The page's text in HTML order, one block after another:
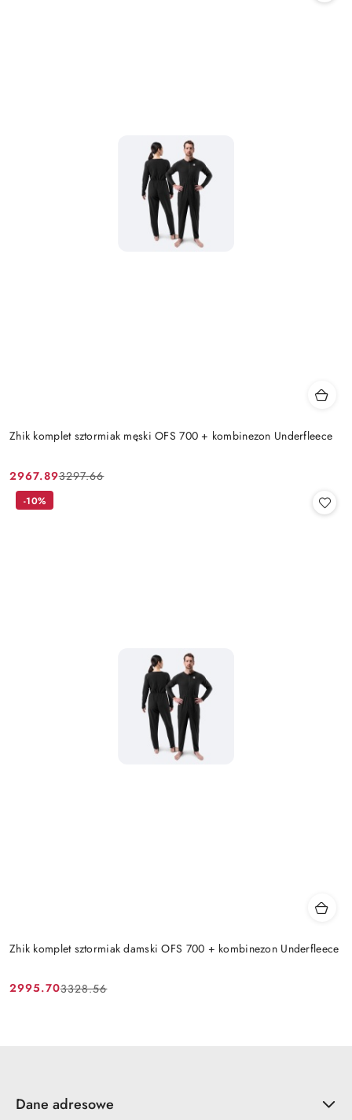
Zhik komplet sztormiak męski OFS 700 + kombinezon Underfleece
Cena
promocyjna:
2967.89
Cena
przed
3297.66
Zhik komplet sztormiak damski OFS 700 + kombinezon Underfleece
Cena
2995.70
Cena
3328.56
-10%
Dane adresowe